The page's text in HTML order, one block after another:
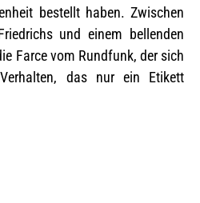
bestellt haben. Zwischen
und einem bellenden
Farce vom Rundfunk, der sich
das nur ein Etikett